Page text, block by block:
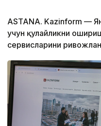
ASTANA. Kazinform —
учун қулайликни
сервисларини